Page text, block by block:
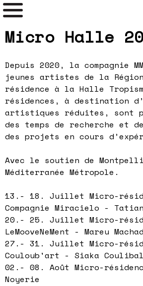
Micro Halle
Depuis 2020, la compagnie
jeunes artistes de la
résidence à la Halle
résidences, à destination
artistiques réduites, sont
des temps de recherche et
des projets en cours
Avec le soutien de
Méditerranée Métropole.
13.- 18. Juillet Micro-
Compagnie Miracielo -
20.- 25. Juillet Micro-
LeMooveNeMent - Mareu
27.- 31. Juillet Micro-
Couloub'art - Siaka
02.- 08. Août Micro-
Noyerie